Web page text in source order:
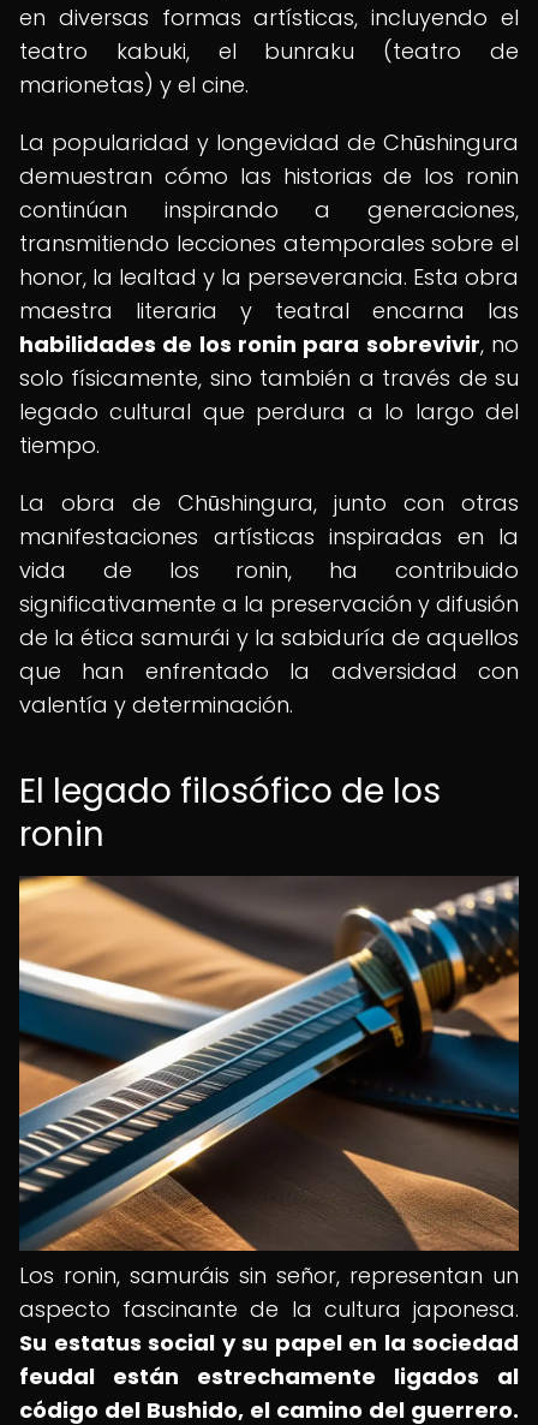
en diversas formas artísticas, incluyendo el
teatro kabuki, el bunraku (teatro de
marionetas) y el cine.
La popularidad y longevidad de Chūshingura
demuestran cómo las historias de los ronin
continúan inspirando a generaciones,
transmitiendo lecciones atemporales sobre el
honor, la lealtad y la perseverancia. Esta obra
maestra literaria y teatral encarna las
habilidades de los ronin para sobrevivir, no
solo físicamente, sino también a través de su
legado cultural que perdura a lo largo del
tiempo.
La obra de Chūshingura, junto con otras
manifestaciones artísticas inspiradas en la
vida de los ronin, ha contribuido
significativamente a la preservación y difusión
de la ética samurái y la sabiduría de aquellos
que han enfrentado la adversidad con
valentía y determinación.
El legado filosófico de los
ronin
Los ronin, samuráis sin señor, representan un
aspecto fascinante de la cultura japonesa.
Su estatus social y su papel en la sociedad
feudal están estrechamente ligados al
código del Bushido, el camino del guerrero.